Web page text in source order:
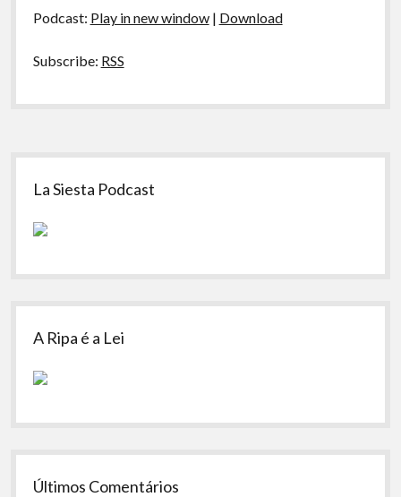
(vida
Reeves)
Podcast: Play in new window| Download
Subscribe: RSS
Sidebar
La Siesta Podcast
A Ripa é a Lei
Últimos Comentários